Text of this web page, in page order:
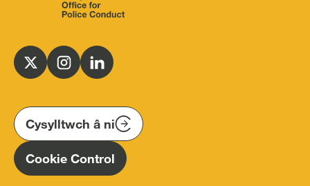
(IOPC)
Homepage
Follow
on
twitter
Follow
on
instagram
Follow
on
linkedin
Cysylltwch â ni
Cookie Control